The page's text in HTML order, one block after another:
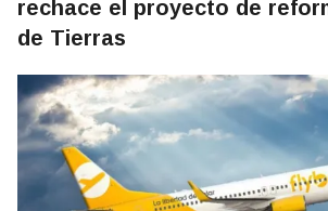
rechace el proyecto de
de Tierras